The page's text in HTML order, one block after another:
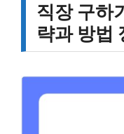
직장 구하
략과 방법